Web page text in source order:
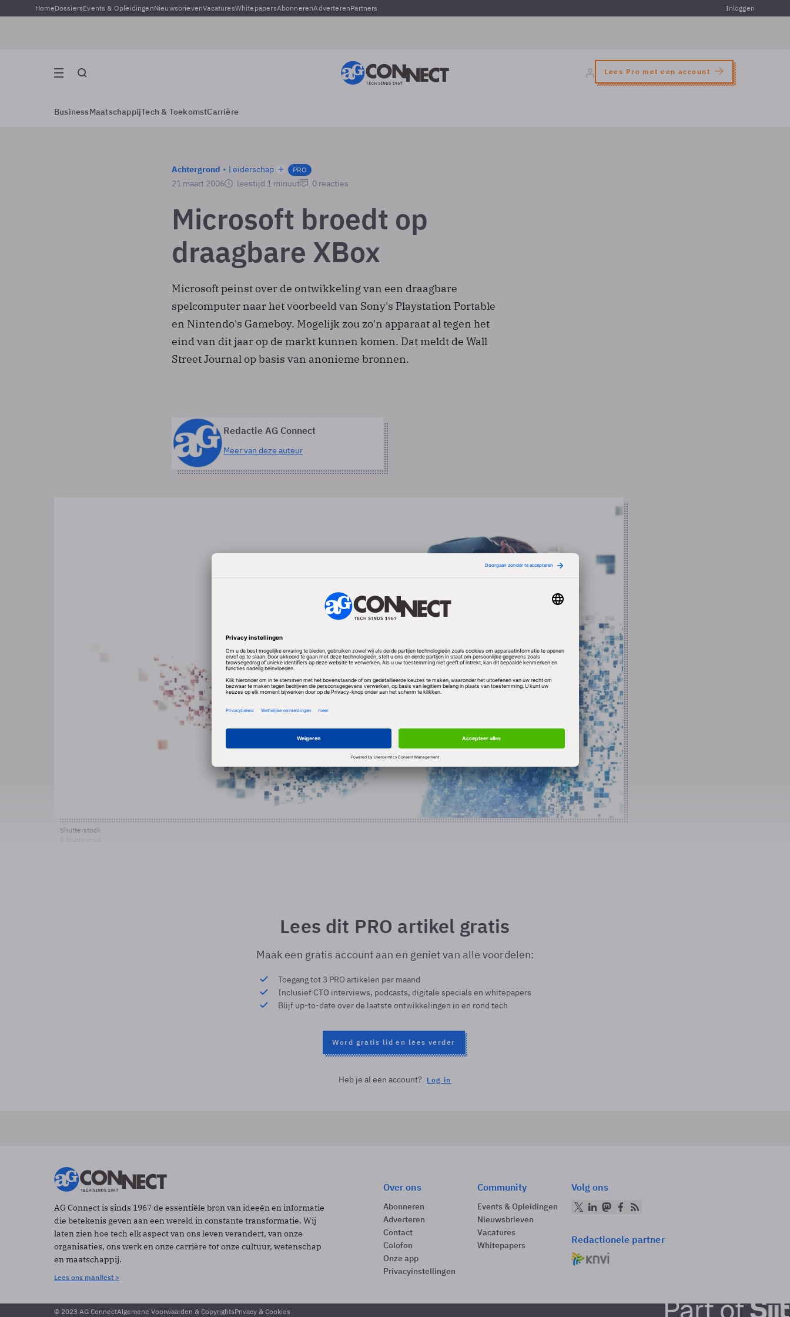
HomeDossiersEvents & OpleidingenNieuwsbrievenVacaturesWhitepapersAbonnerenAdverterenPartners Inloggen
Lees Pro met een account
BusinessMaatschappijTech & ToekomstCarrière
Achtergrond Leiderschap PRO
21 maart 2006 leestijd 1 minuut 0 reacties
Microsoft broedt op
draagbare XBox
Microsoft peinst over de ontwikkeling van een draagbare
spelcomputer naar het voorbeeld van Sony's Playstation Portable
en Nintendo's Gameboy. Mogelijk zou zo'n apparaat al tegen het
eind van dit jaar op de markt kunnen komen. Dat meldt de Wall
Street Journal op basis van anonieme bronnen.
Redactie AG Connect
Meer van deze auteur
Shutterstock
Lees dit PRO artikel gratis
Maak een gratis account aan en geniet van alle voordelen:
Toegang tot 3 PRO artikelen per maand
Inclusief CTO interviews, podcasts, digitale specials en whitepapers
Blijf up-to-date over de laatste ontwikkelingen in en rond tech
Word gratis lid en lees verder
Heb je al een account? Log in
AG Connect is sinds 1967 de essentiële bron van ideeën en informatie
die betekenis geven aan een wereld in constante transformatie. Wij
laten zien hoe tech elk aspect van ons leven verandert, van onze
organisaties, ons werk en onze carrière tot onze cultuur, wetenschap
en maatschappij.
Lees ons manifest >
Over ons
Abonneren
Adverteren
Contact
Colofon
Onze app
Privacyinstellingen
Community
Events & Opleidingen
Nieuwsbrieven
Vacatures
Whitepapers
Volg ons
Redactionele partner
© 2023 AG ConnectAlgemene Voorwaarden & CopyrightsPrivacy & Cookies